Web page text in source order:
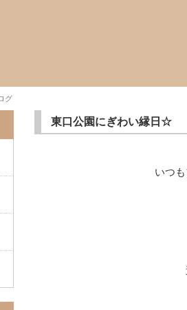
グ
東口公園にぎわい縁日☆
いつ